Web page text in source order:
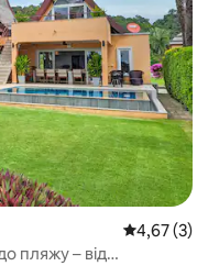
Середня
4,67 (3)
пляжу – від